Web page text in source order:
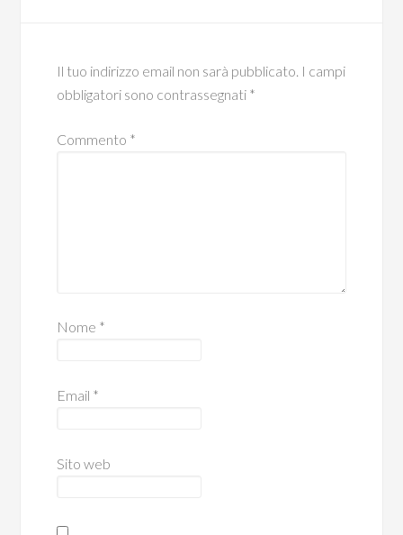
Il tuo indirizzo email non sarà pubblicato. I campi
obbligatori sono contrassegnati *
Commento *
Nome *
Email *
Sito web